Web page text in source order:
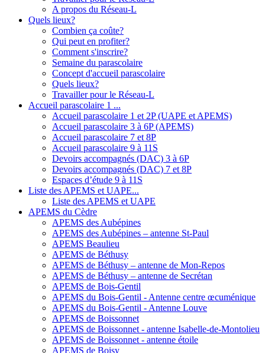
A propos du Réseau-L
Quels lieux?
Combien ça coûte?
Qui peut en profiter?
Comment s'inscrire?
Semaine du parascolaire
Concept d'accueil parascolaire
Quels lieux?
Travailler pour le Réseau-L
Accueil parascolaire 1 ...
Accueil parascolaire 1 et 2P (UAPE et APEMS)
Accueil parascolaire 3 à 6P (APEMS)
Accueil parascolaire 7 et 8P
Accueil parascolaire 9 à 11S
Devoirs accompagnés (DAC) 3 à 6P
Devoirs accompagnés (DAC) 7 et 8P
Espaces d’étude 9 à 11S
Liste des APEMS et UAPE...
Liste des APEMS et UAPE
APEMS du Cèdre
APEMS des Aubépines
APEMS des Aubépines – antenne St-Paul
APEMS Beaulieu
APEMS de Béthusy
APEMS de Béthusy – antenne de Mon-Repos
APEMS de Béthusy – antenne de Secrétan
APEMS de Bois-Gentil
APEMS du Bois-Gentil - Antenne centre œcuménique
APEMS du Bois-Gentil - Antenne Louve
APEMS de Boissonnet
APEMS de Boissonnet - antenne Isabelle-de-Montolieu
APEMS de Boissonnet - antenne étoile
APEMS de Boisy